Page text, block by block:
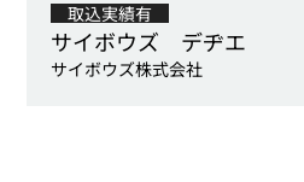
取込実績有
サイボウズ デヂエ
サイボウズ株式会社